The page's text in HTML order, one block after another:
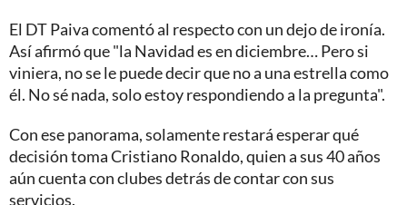
El DT Paiva comentó al respecto con un dejo de ironía.
Así afirmó que "la Navidad es en diciembre… Pero si
viniera, no se le puede decir que no a una estrella como
él. No sé nada, solo estoy respondiendo a la pregunta".
Con ese panorama, solamente restará esperar qué
decisión toma Cristiano Ronaldo, quien a sus 40 años
aún cuenta con clubes detrás de contar con sus
servicios.